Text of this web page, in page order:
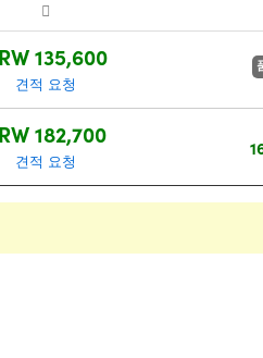
135,600
견적 요청
182,700
견적 요청